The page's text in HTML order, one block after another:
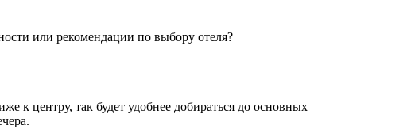
или рекомендации по выбору отеля?
к центру, так будет удобнее добираться до основных